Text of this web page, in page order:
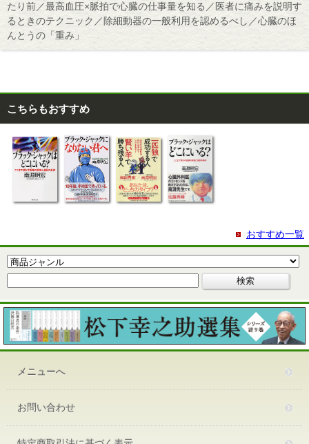
たり前／最高血圧×脈拍で心臓の仕事量を知る／医者に痛みを説明す
るときのテクニック／除細動器の一般利用を認めるべし／心臓のほ
んとうの「重み」
こちらもおすすめ
おすすめ一覧
メニューへ
お問い合わせ